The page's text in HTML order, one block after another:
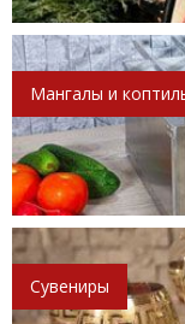
Мангалы и
Сувениры